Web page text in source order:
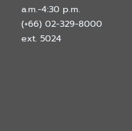
a.m.-4:30 p.m.
(+66) 02-329-8000
ext. 5024